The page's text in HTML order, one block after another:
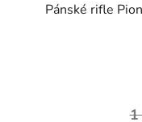
Pánské rifle
1